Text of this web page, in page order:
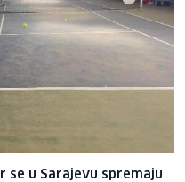
se u Sarajevu spremaju